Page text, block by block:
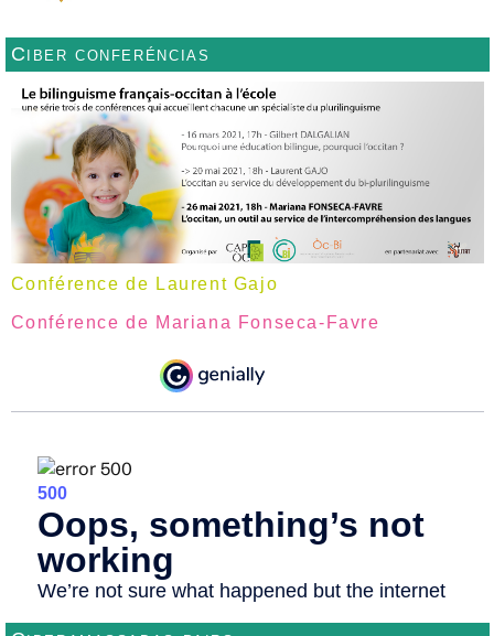
Ciber conferéncias
Conférence de Laurent Gajo
Conférence de Mariana Fonseca-Favre